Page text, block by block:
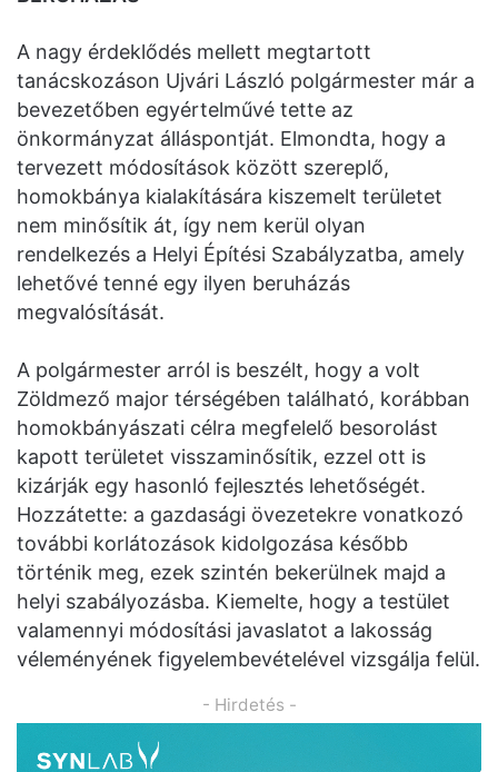
A nagy érdeklődés mellett megtartott
tanácskozáson Ujvári László polgármester már a
bevezetőben egyértelművé tette az
önkormányzat álláspontját. Elmondta, hogy a
tervezett módosítások között szereplő,
homokbánya kialakítására kiszemelt területet
nem minősítik át, így nem kerül olyan
rendelkezés a Helyi Építési Szabályzatba, amely
lehetővé tenné egy ilyen beruházás
megvalósítását.
A polgármester arról is beszélt, hogy a volt
Zöldmező major térségében található, korábban
homokbányászati célra megfelelő besorolást
kapott területet visszaminősítik, ezzel ott is
kizárják egy hasonló fejlesztés lehetőségét.
Hozzátette: a gazdasági övezetekre vonatkozó
további korlátozások kidolgozása később
történik meg, ezek szintén bekerülnek majd a
helyi szabályozásba. Kiemelte, hogy a testület
valamennyi módosítási javaslatot a lakosság
véleményének figyelembevételével vizsgálja felül.
- Hirdetés -